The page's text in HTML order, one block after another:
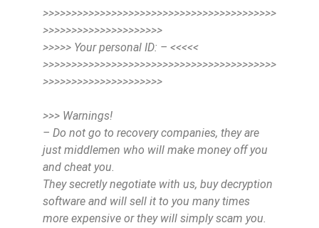
>>>>>>>>>>>>>>>>>>>>>>>>>>>>>>>>>>>>>>>>>
>>>>>>>>>>>>>>>>>>>>>
>>>>> Your personal ID: – <<<<<
>>>>>>>>>>>>>>>>>>>>>>>>>>>>>>>>>>>>>>>>>
>>>>>>>>>>>>>>>>>>>>>
>>> Warnings!
– Do not go to recovery companies, they are
just middlemen who will make money off you
and cheat you.
They secretly negotiate with us, buy decryption
software and will sell it to you many times
more expensive or they will simply scam you.